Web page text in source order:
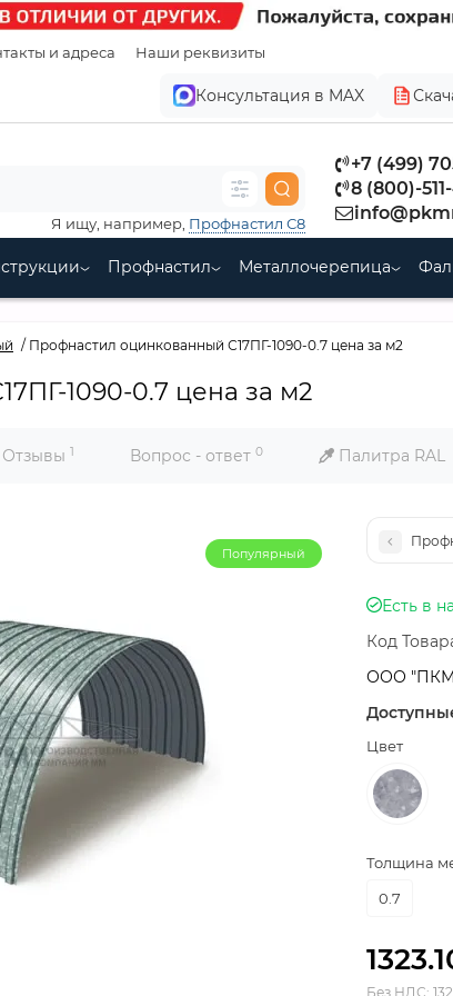
и адреса Наши реквизиты
Консультация в MAX
+7 (499)
8 (800)-
Я ищу, например, Профнастил С8
Профнастил Металлочерепица
Профнастил оцинкованный С17ПГ-1090-0.7 цена за м2
1090-0.7 цена за м2
Отзывы 1 Вопрос - ответ 0 Палитра RAL
Популярный
Есть в
Код
ООО
Цвет
Толщина
0.7
Без НДС: